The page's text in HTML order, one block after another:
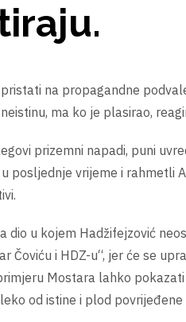
na propagandne
ma ko je plasirao,
prizemni napadi, puni
posljednje vrijeme i rahmetli
dio u kojem Hadžifejzović
Čoviću i HDZ-u“, jer će se
Mostara lahko
od istine i plod